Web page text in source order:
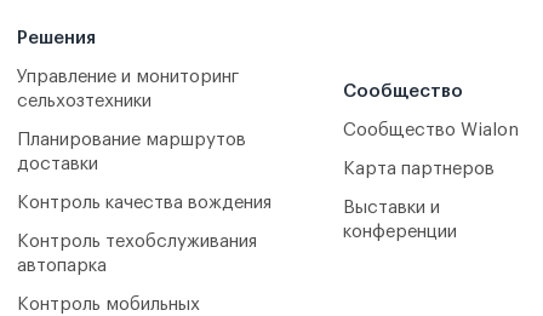
Решения
Управление и мониторинг
сельхозтехники
Планирование маршрутов
доставки
Контроль качества вождения
Контроль техобслуживания
автопарка
Контроль мобильных
Сообщество
Сообщество Wialon
Карта партнеров
Выставки и
конференции